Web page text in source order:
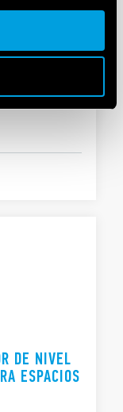
DE
DE NIVEL
ESPACIOS